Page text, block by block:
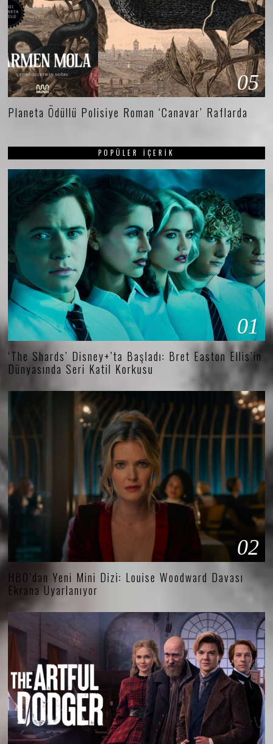
05
Planeta Ödüllü Polisiye Roman ‘Canavar’ Raflarda
POPÜLER İÇERIK
01
‘The Shards’ Disney+’ta Başladı: Bret Easton Ellis’in
Dünyasında Seri Katil Korkusu
02
HBO’dan Yeni Mini Dizi: Louise Woodward Davası
Ekrana Uyarlanıyor